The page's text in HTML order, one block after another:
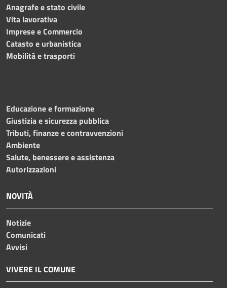
Anagrafe e stato civile
Vita lavorativa
Imprese e Commercio
Catasto e urbanistica
Mobilità e trasporti
Educazione e formazione
Giustizia e sicurezza pubblica
Tributi, finanze e contravvenzioni
Ambiente
Salute, benessere e assistenza
Autorizzazioni
NOVITÀ
Notizie
Comunicati
Avvisi
VIVERE IL COMUNE